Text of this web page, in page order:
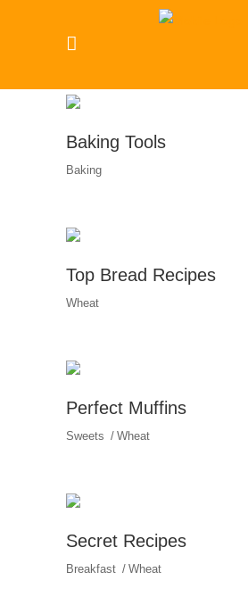
Baking Tools
Baking
Top Bread Recipes
Wheat
Perfect Muffins
Sweets Wheat
Secret Recipes
Breakfast Wheat